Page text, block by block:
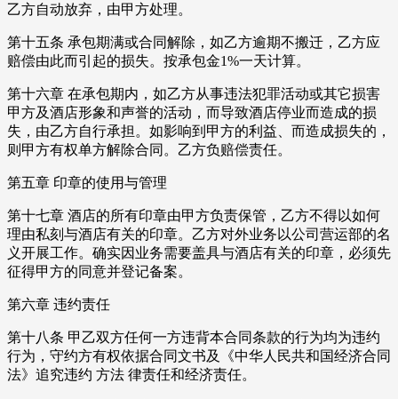
乙方自动放弃，由甲方处理。
第十五条 承包期满或合同解除，如乙方逾期不搬迁，乙方应
赔偿由此而引起的损失。按承包金1%一天计算。
第十六章 在承包期内，如乙方从事违法犯罪活动或其它损害
甲方及酒店形象和声誉的活动，而导致酒店停业而造成的损
失，由乙方自行承担。如影响到甲方的利益、而造成损失的，
则甲方有权单方解除合同。乙方负赔偿责任。
第五章 印章的使用与管理
第十七章 酒店的所有印章由甲方负责保管，乙方不得以如何
理由私刻与酒店有关的印章。乙方对外业务以公司营运部的名
义开展工作。确实因业务需要盖具与酒店有关的印章，必须先
征得甲方的同意并登记备案。
第六章 违约责任
第十八条 甲乙双方任何一方违背本合同条款的行为均为违约
行为，守约方有权依据合同文书及《中华人民共和国经济合同
法》追究违约 方法 律责任和经济责任。